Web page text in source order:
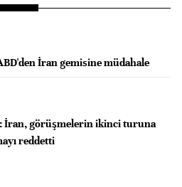
İran gemisine müdahale
İran, görüşmelerin ikinci turuna
reddetti